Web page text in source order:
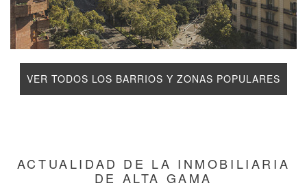
VER TODOS LOS BARRIOS Y ZONAS POPULARES
ACTUALIDAD DE LA INMOBILIARIA
DE ALTA GAMA